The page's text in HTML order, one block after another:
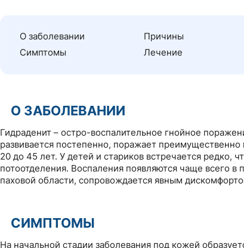
О заболевании
Симптомы
Причины
Лечение
О ЗАБОЛЕВАНИИ
Гидраденит – остро-воспалительное гнойное
развивается постепенно, поражает
20 до 45 лет. У детей и стариков встречается редко,
потоотделения. Воспаления появляются чаще всего
паховой области, сопровождается явным
СИМПТОМЫ
На начальной стадии заболевания под кожей